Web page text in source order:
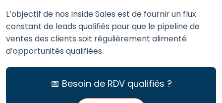
L’objectif de nos Inside Sales est de fournir un flux
constant de leads qualifiés pour que le pipeline de
ventes des clients soit régulièrement alimenté
d’opportunités qualifiées.
📅 Besoin de RDV qualifiés ?